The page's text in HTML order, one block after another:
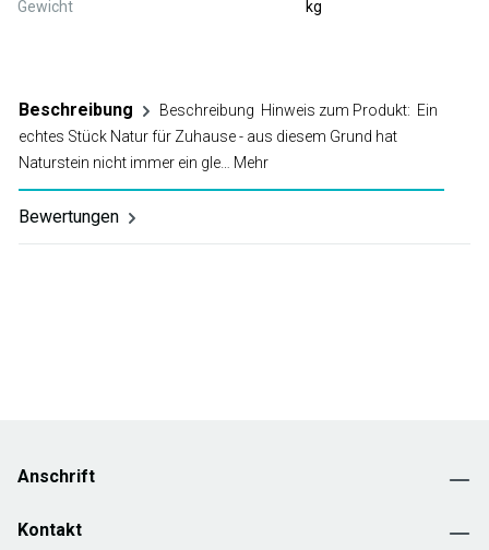
Gewicht kg
Beschreibung
Beschreibung Hinweis zum Produkt: Ein
echtes Stück Natur für Zuhause - aus diesem Grund hat
Naturstein nicht immer ein gle… Mehr
Bewertungen
Anschrift
Kontakt